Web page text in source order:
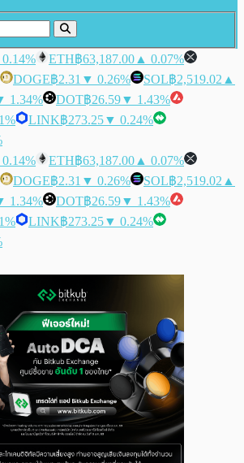
ETH฿63,187.00 ▲ 0.07%
DOGE฿2.31 ▼ 0.26% SOL฿2,519.02 ▲
1.34% DOT฿26.59▼ 1.43%
LINK฿273.25▼ 0.24%
ETH฿63,187.00 ▲ 0.07%
DOGE฿2.31 ▼ 0.26% SOL฿2,519.02 ▲
1.34% DOT฿26.59▼ 1.43%
LINK฿273.25▼ 0.24%